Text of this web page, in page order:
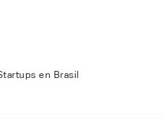
en Brasil